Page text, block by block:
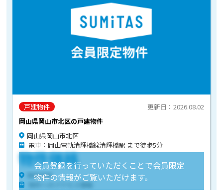
戸建物件
岡山県岡山市北区の戸建物件
更新日：2026.08.02
岡山県岡山市北区
電車：岡山電軌清輝橋線清輝橋駅 まで徒歩5分
会員登録を行っていただくことで会員限定
物件の情報がご覧いただけます。
物件価格
物件住所
物件へのアクセス情報